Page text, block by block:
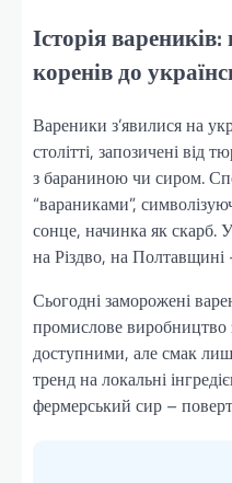
Історія
коренів до
Вареники з’явилися на
столітті, запозичені від
з бараниною чи сиром.
“вараниками”,
сонце, начинка як скарб.
на Різдво, на Полтавщині
Сьогодні заморожені
промислове виробництво
доступними, але смак
тренд на локальні
фермерський сир –